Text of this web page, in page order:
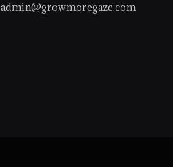
admin@growmoregaze.com